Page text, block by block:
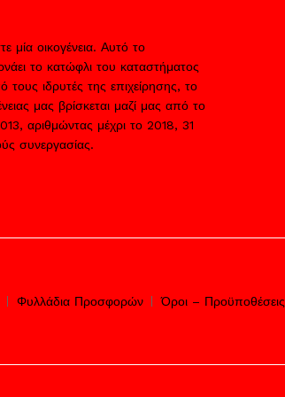
μία οικογένεια. Αυτό το
το κατώφλι του καταστήματος
ιδρυτές της επιχείρησης, το
μας βρίσκεται μαζί μας από το
αριθμώντας μέχρι το 2018, 31
συνεργασίας.
Φυλλάδια Προσφορών Όροι – Προϋποθέσεις